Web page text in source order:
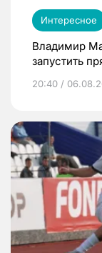
Интересное
Владимир
запустить
20:40 /